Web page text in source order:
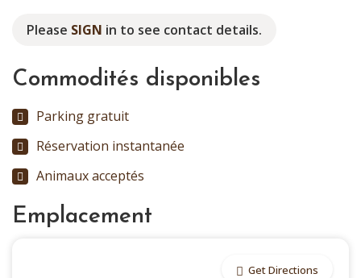
Please SIGN in to see contact details.
Commodités disponibles
Parking gratuit
Réservation instantanée
Animaux acceptés
Emplacement
Get Directions